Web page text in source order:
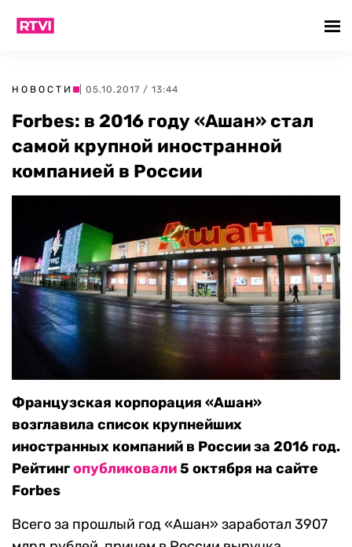
НОВОСТИ | 05.10.2017 / 13:44
Forbes: в 2016 году «Ашан» стал
самой крупной иностранной
компанией в России
Французская корпорация «Ашан»
возглавила список крупнейших
иностранных компаний в России за 2016 год.
Рейтингопубликовали5 октября на сайте
Forbes
Всего за прошлый год «Ашан» заработал 3907